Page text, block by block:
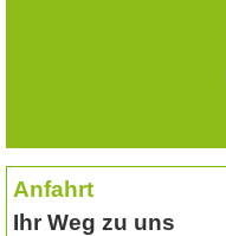
Anfahrt
Ihr Weg zu uns